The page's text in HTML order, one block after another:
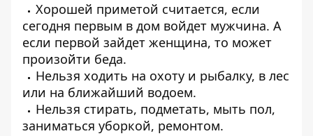
Хорошей приметой считается, если
сегодня первым в дом войдет мужчина. А
если первой зайдет женщина, то может
произойти беда.
Нельзя ходить на охоту и рыбалку, в лес
или на ближайший водоем.
Нельзя стирать, подметать, мыть пол,
заниматься уборкой, ремонтом.